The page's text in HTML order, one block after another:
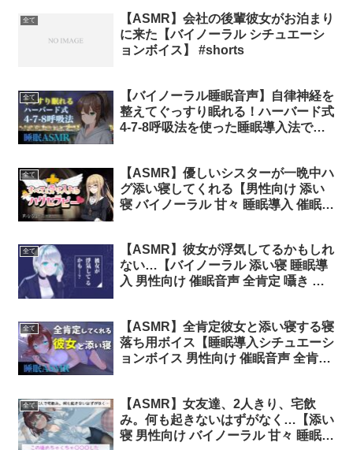
全て
【ASMR】会社の後輩彼女がお泊まり
に来た【バイノーラル シチュエーシ
ョンボイス】 #shorts
全て
【バイノーラル睡眠音声】自律神経を
整えてぐっすり眠れる！ハーバード式
4-7-8呼吸法を使った睡眠導入法で寝
全て
【ASMR】優しいシスターが一晩中ハ
グ添い寝してくれる【男性向け 添い
寝 バイノーラル 甘々 睡眠導入 催眠音
全て
【ASMR】彼女が浮気してるかもしれ
ない…【バイノーラル 添い寝 睡眠導
入 男性向け 催眠音声 全肯定 囁き 寝
全て
【ASMR】全肯定彼女と添い寝する寝
落ち用ボイス【睡眠導入シチュエーシ
ョンボイス 男性向け 催眠音声 全肯定
全て
【ASMR】女友達、2人きり、宅飲
み。何も起きないはずがなく…【添い
寝 男性向け バイノーラル 甘々 睡眠導